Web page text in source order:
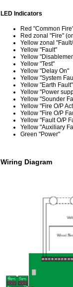
LED Indicators
Red "Common
Red zonal "Fire"
Yellow zonal
Yellow "Fault"
Yellow
Yellow "Test"
Yellow "Delay On"
Yellow "System
Yellow "Earth Fault"
Yellow "Power
Yellow "Sounder
Yellow "Fire O/P
Yellow "Fire O/P
Yellow "Fault O/P
Yellow "Auxiliary
Green "Power"
Wiring Diagram